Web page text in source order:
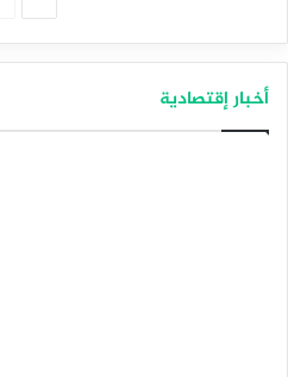
أخبار إقتصادية